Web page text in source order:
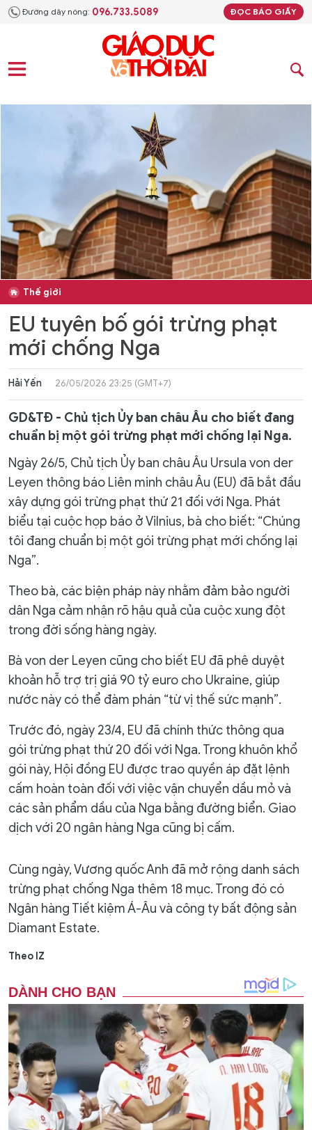
Đường dây nóng: 096.733.5089 ĐỌC BÁO GIẤY
Thế giới
EU tuyên bố gói trừng phạt
mới chống Nga
Hải Yến 26/05/2026 23:25 (GMT+7)
GD&TĐ - Chủ tịch Ủy ban châu Âu cho biết đang
chuẩn bị một gói trừng phạt mới chống lại Nga.
Ngày 26/5, Chủ tịch Ủy ban châu Âu Ursula von der
Leyen thông báo Liên minh châu Âu (EU) đã bắt đầu
xây dựng gói trừng phạt thứ 21 đối với Nga. Phát
biểu tại cuộc họp báo ở Vilnius, bà cho biết: “Chúng
tôi đang chuẩn bị một gói trừng phạt mới chống lại
Nga”.
Theo bà, các biện pháp này nhằm đảm bảo người
dân Nga cảm nhận rõ hậu quả của cuộc xung đột
trong đời sống hàng ngày.
Bà von der Leyen cũng cho biết EU đã phê duyệt
khoản hỗ trợ trị giá 90 tỷ euro cho Ukraine, giúp
nước này có thể đàm phán “từ vị thế sức mạnh”.
Trước đó, ngày 23/4, EU đã chính thức thông qua
gói trừng phạt thứ 20 đối với Nga. Trong khuôn khổ
gói này, Hội đồng EU được trao quyền áp đặt lệnh
cấm hoàn toàn đối với việc vận chuyển dầu mỏ và
các sản phẩm dầu của Nga bằng đường biển. Giao
dịch với 20 ngân hàng Nga cũng bị cấm.
Cùng ngày, Vương quốc Anh đã mở rộng danh sách
trừng phạt chống Nga thêm 18 mục. Trong đó có
Ngân hàng Tiết kiệm Á-Âu và công ty bất động sản
Diamant Estate.
Theo IZ